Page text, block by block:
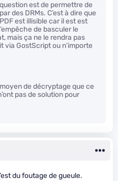
est de permettre de
des DRMs. C’est à dire que
est illisible car il est est
de basculer le
mais ça ne le rendra pas
via GostScript ou n’importe
de décryptage que ce
pas de solution pour
du foutage de gueule.